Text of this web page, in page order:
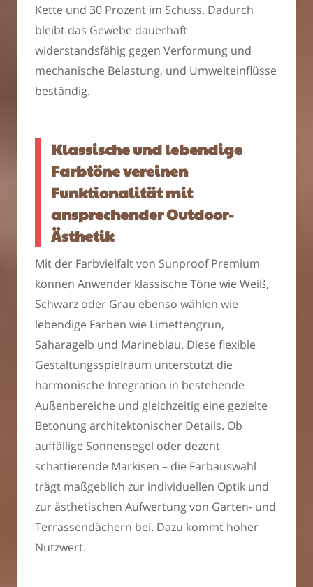
Kette und 30 Prozent im Schuss. Dadurch
bleibt das Gewebe dauerhaft
widerstandsfähig gegen Verformung und
mechanische Belastung, und Umwelteinflüsse
beständig.
Klassische und lebendige
Farbtöne vereinen
Funktionalität mit
ansprechender Outdoor-
Ästhetik
Mit der Farbvielfalt von Sunproof Premium
können Anwender klassische Töne wie Weiß,
Schwarz oder Grau ebenso wählen wie
lebendige Farben wie Limettengrün,
Saharagelb und Marineblau. Diese flexible
Gestaltungsspielraum unterstützt die
harmonische Integration in bestehende
Außenbereiche und gleichzeitig eine gezielte
Betonung architektonischer Details. Ob
auffällige Sonnensegel oder dezent
schattierende Markisen – die Farbauswahl
trägt maßgeblich zur individuellen Optik und
zur ästhetischen Aufwertung von Garten- und
Terrassendächern bei. Dazu kommt hoher
Nutzwert.